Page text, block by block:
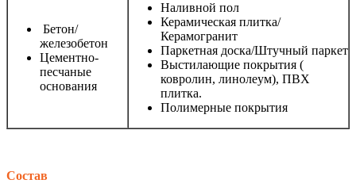
Бетон/
железобетон
Цементно-
песчаные
основания
Наливной пол
Керамическая плитка/
Керамогранит
Паркетная доска/Штучный паркет
Выстилающие покрытия (
ковролин, линолеум), ПВХ
плитка.
Полимерные покрытия
Состав